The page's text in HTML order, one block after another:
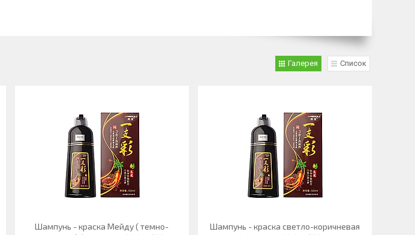
Галерея Список
Шампунь - краска Мейду ( темно-
Шампунь - краска светло-коричневая